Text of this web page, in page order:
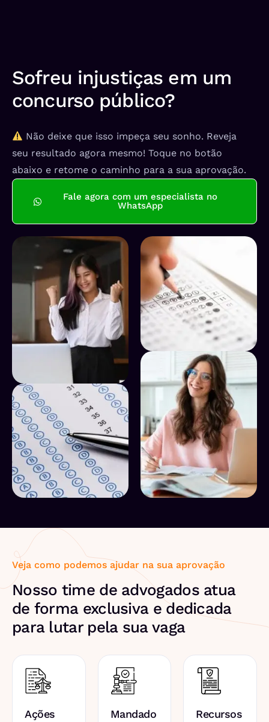
Sofreu injustiças em um
concurso público?
Não deixe que isso impeça seu sonho. Reveja
seu resultado agora mesmo! Toque no botão
abaixo e retome o caminho para a sua aprovação.
Fale agora com um especialista no
WhatsApp
Veja como podemos ajudar na sua aprovação
Nosso time de advogados atua
de forma exclusiva e dedicada
para lutar pela sua vaga
Ações
Mandado
Recursos